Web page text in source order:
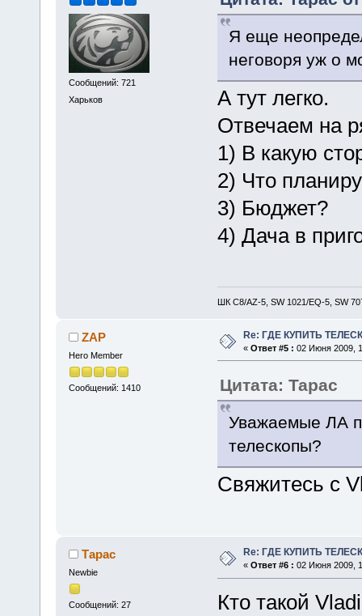
Сообщений: 721
Харьков
Я еще
неговоря уж о
А тут легко.
Отвечаем на
1) В какую
2) Что
3) Бюджет?
4) Дача в
ШК С8/AZ-5, SW 1021/EQ-5, SW
ZAP
Hero Member
Сообщений: 1410
Re: ГДЕ КУПИТЬ
« Ответ #5 : 02 Июня 2009,
Цитата: Тарас
Уважаемые ЛА
телескопы?
Свяжитесь с
Тарас
Newbie
Сообщений: 27
Re: ГДЕ КУПИТЬ
« Ответ #6 : 02 Июня 2009,
Кто такой